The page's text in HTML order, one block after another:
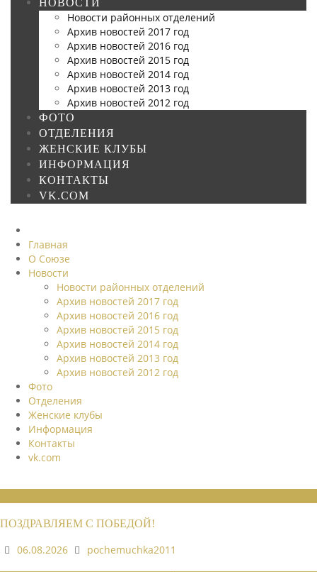
НОВОСТИ
Новости районных отделений
Архив новостей 2017 год
Архив новостей 2016 год
Архив новостей 2015 год
Архив новостей 2014 год
Архив новостей 2013 год
Архив новостей 2012 год
ФОТО
ОТДЕЛЕНИЯ
ЖЕНСКИЕ КЛУБЫ
ИНФОРМАЦИЯ
КОНТАКТЫ
VK.COM
Главная
О Союзе
Новости
Новости районных отделений
Архив новостей 2017 год
Архив новостей 2016 год
Архив новостей 2015 год
Архив новостей 2014 год
Архив новостей 2013 год
Архив новостей 2012 год
Фото
Отделения
Женские клубы
Информация
Контакты
vk.com
ПОЗДРАВЛЯЕМ С ПОБЕДОЙ!
06.08.2026
pochemuchka2011